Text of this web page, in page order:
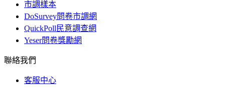
市調樣本
DoSurvey問卷市調網
QuickPoll民意調查網
Yeser問卷獎勵網
聯絡我們
客服中心